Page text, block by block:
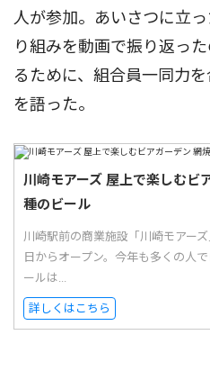
人が参加。あいさつに立
り組みを動画で振り返っ
るために、組合員一同力
を語った。
川崎モアーズ 屋上で楽しむビ
種のビール
川崎駅前の商業施設「川崎モアー
日からオープン。今年も多くの人
ールは...
詳しくはこちら